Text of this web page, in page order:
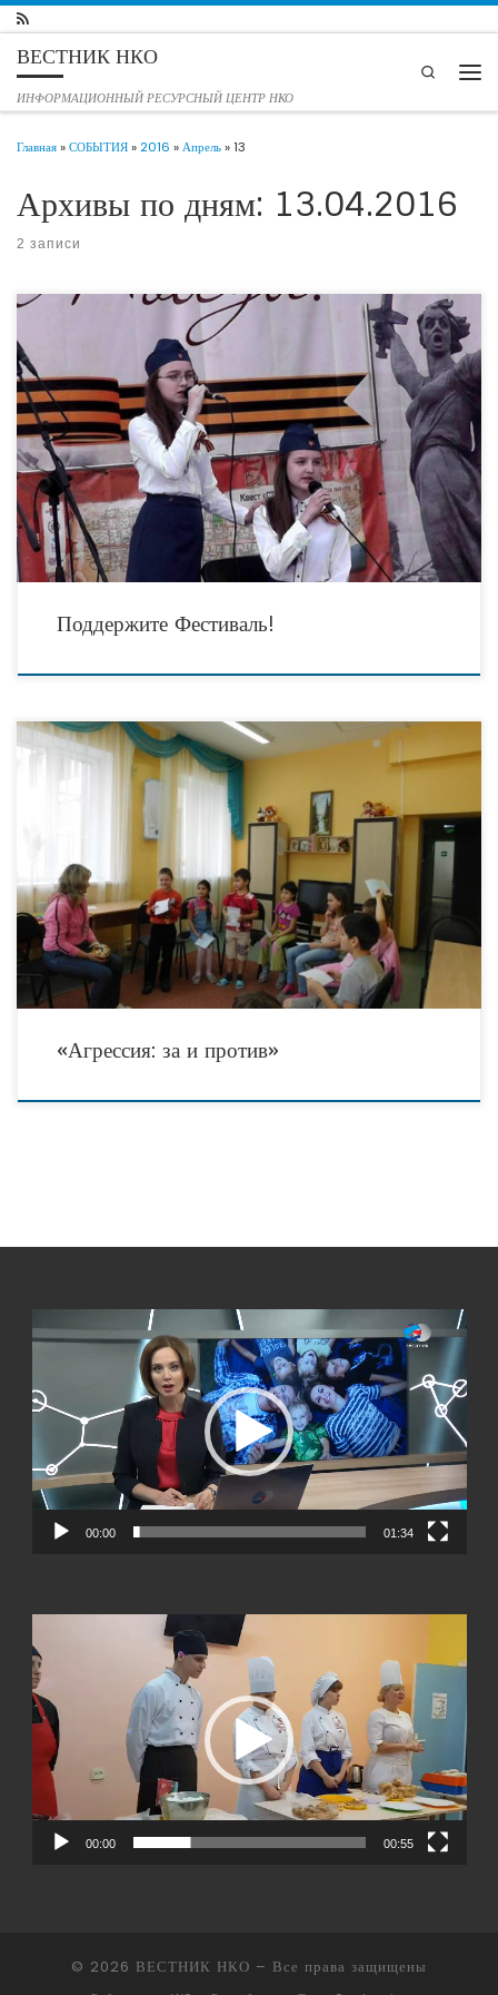
Перейти к содержимому
ВЕСТНИК НКО
ИНФОРМАЦИОННЫЙ РЕСУРСНЫЙ ЦЕНТР НКО
Search
Главная»СОБЫТИЯ»2016 »Апрель»13
Архивы по дням: 13.04.2016
2 записи
Уважаемые благотворители: руководители производственных предприятий,
представители бизнеса, журналисты, волонтеры и просто неравнодушные люди!
Вы можете оказать поддержку и включиться в проведение замечательного
мероприятия – ежегодного
Поддержите Фестиваль!
13.04.2016 года психолог отделения дневного пребывания ГКСУ СО
«Ворошиловский социально-реабилитационный центр для несовершеннолетних
» Н. В. Рудкова провела с воспитанниками занятие «Агрессия: за и против».
«Агрессия: за и против»
00:00 01:34
00:00 00:55
© 2026 ВЕСТНИК НКО – Все права защищены